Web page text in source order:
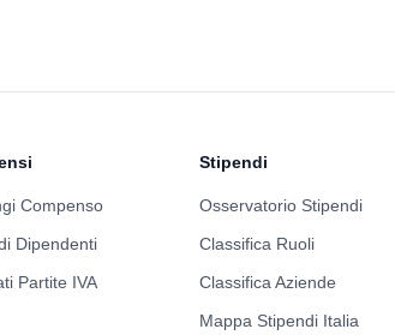
Compenso
Dipendenti
Partite IVA
Stipendi
Osservatorio Stipendi
Classifica Ruoli
Classifica Aziende
Mappa Stipendi Italia